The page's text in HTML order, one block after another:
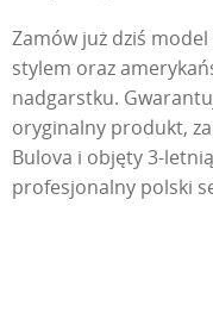
Zamów już dziś
stylem oraz
nadgarstku.
oryginalny produkt,
Bulova i objęty 3-
profesjonalny polski